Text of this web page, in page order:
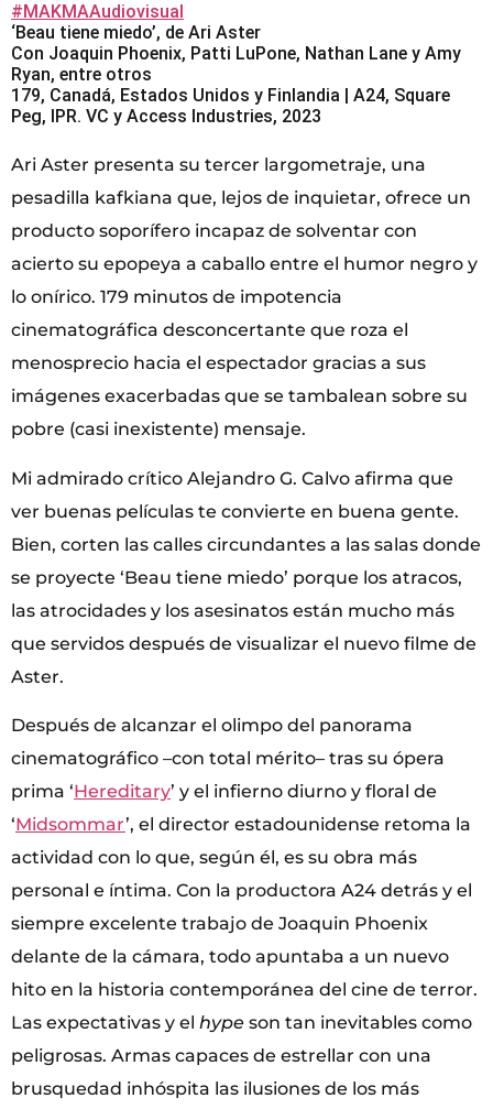
#MAKMAAudiovisual
‘Beau tiene miedo’, de Ari Aster
Con Joaquin Phoenix, Patti LuPone, Nathan Lane y Amy
Ryan, entre otros
179, Canadá, Estados Unidos y Finlandia | A24, Square
Peg, IPR. VC y Access Industries, 2023
Ari Aster presenta su tercer largometraje, una
pesadilla kafkiana que, lejos de inquietar, ofrece un
producto soporífero incapaz de solventar con
acierto su epopeya a caballo entre el humor negro y
lo onírico. 179 minutos de impotencia
cinematográfica desconcertante que roza el
menosprecio hacia el espectador gracias a sus
imágenes exacerbadas que se tambalean sobre su
pobre (casi inexistente) mensaje.
Mi admirado crítico Alejandro G. Calvo afirma que
ver buenas películas te convierte en buena gente.
Bien, corten las calles circundantes a las salas donde
se proyecte ‘Beau tiene miedo’ porque los atracos,
las atrocidades y los asesinatos están mucho más
que servidos después de visualizar el nuevo filme de
Aster.
Después de alcanzar el olimpo del panorama
cinematográfico –con total mérito– tras su ópera
prima ‘Hereditary’ y el infierno diurno y floral de
‘Midsommar’, el director estadounidense retoma la
actividad con lo que, según él, es su obra más
personal e íntima. Con la productora A24 detrás y el
siempre excelente trabajo de Joaquin Phoenix
delante de la cámara, todo apuntaba a un nuevo
hito en la historia contemporánea del cine de terror.
Las expectativas y el hype son tan inevitables como
peligrosas. Armas capaces de estrellar con una
brusquedad inhóspita las ilusiones de los más